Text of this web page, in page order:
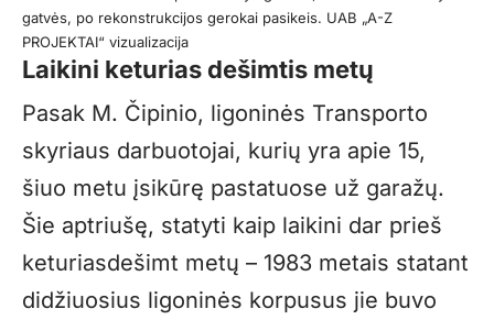
gatvės, po rekonstrukcijos gerokai pasikeis. UAB „A-Z
PROJEKTAI“ vizualizacija
Laikini keturias dešimtis metų
Pasak M. Čipinio, ligoninės Transporto
skyriaus darbuotojai, kurių yra apie 15,
šiuo metu įsikūrę pastatuose už garažų.
Šie aptriušę, statyti kaip laikini dar prieš
keturiasdešimt metų – 1983 metais statant
didžiuosius ligoninės korpusus jie buvo